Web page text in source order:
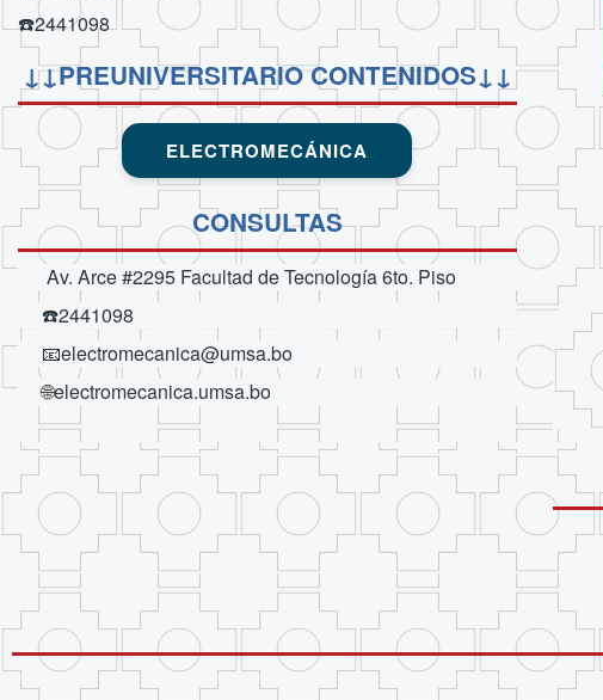
☎️2441098
↓↓PREUNIVERSITARIO CONTENIDOS↓↓
ELECTROMECÁNICA
CONSULTAS
Av. Arce #2295 Facultad de Tecnología 6to. Piso
☎️2441098
📧electromecanica@umsa.bo
🌐electromecanica.umsa.bo